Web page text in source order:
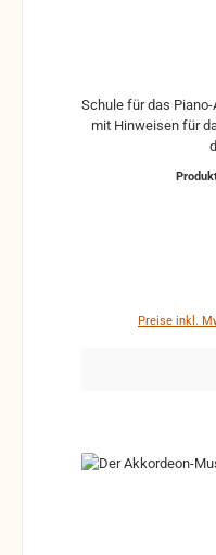
Schule für das
mit Hinweisen für
Preise inkl.